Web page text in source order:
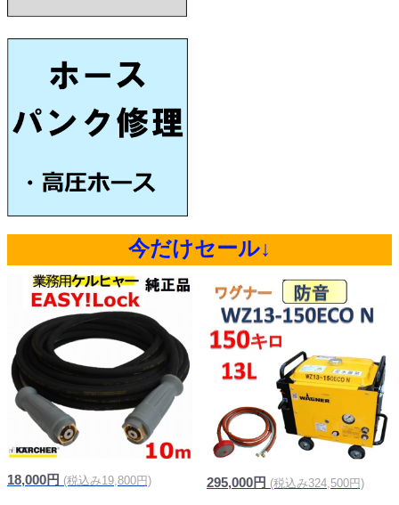
今だけセール↓
18,000円 (税込み19,800円) 295,000円 (税込み324,500円)